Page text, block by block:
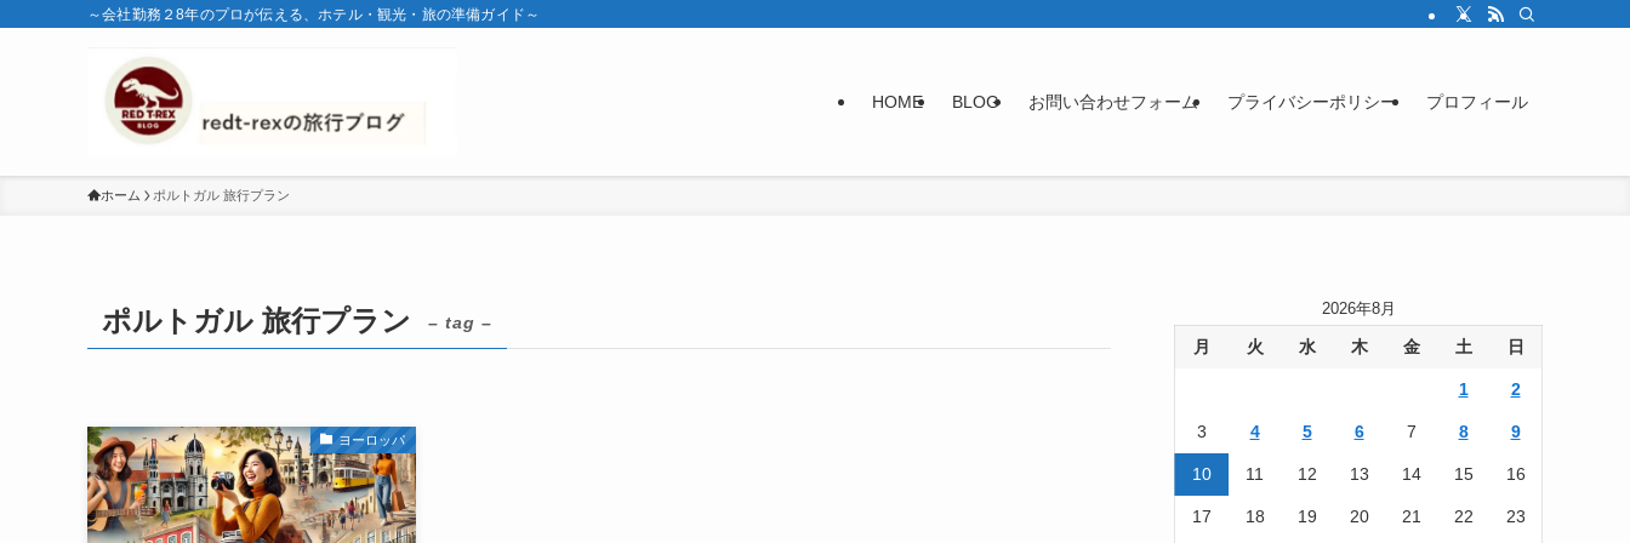
～会社勤務２8年のプロが伝える、ホテル・観光・旅の準備ガイド～
HOME BLOG お問い合わせフォーム プライバシーポリシー プロフィール
ホーム ポルトガル 旅行プラン
ポルトガル 旅行プラン – tag –
ヨーロッパ
2026年8月
月 火 水 木 金 土 日
1 2
3 4 5 6 7 8 9
10 11 12 13 14 15 16
17 18 19 20 21 22 23